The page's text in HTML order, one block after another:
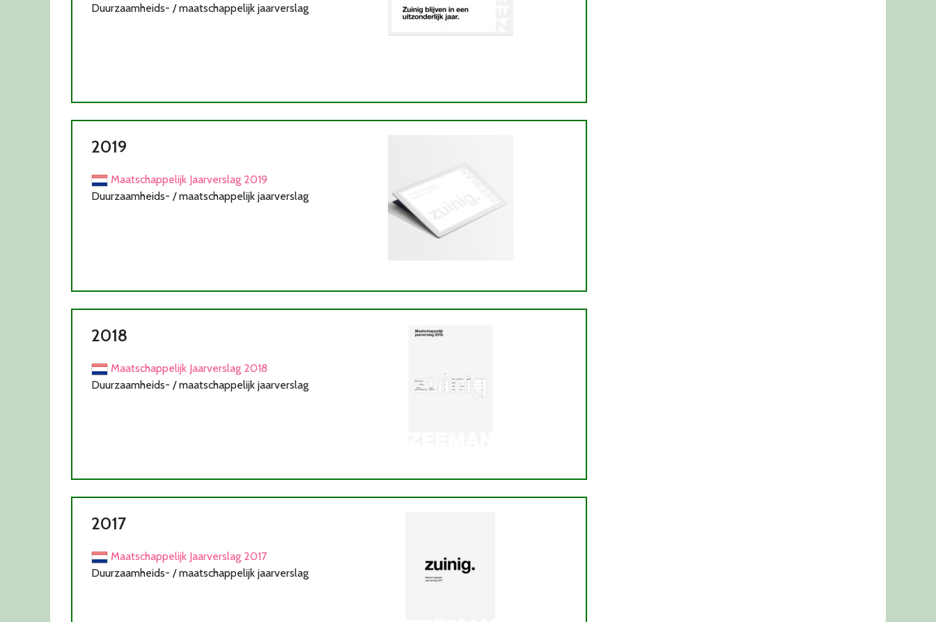
Duurzaamheids- / maatschappelijk jaarverslag
2019
Maatschappelijk Jaarverslag 2019
Duurzaamheids- / maatschappelijk jaarverslag
2018
Maatschappelijk Jaarverslag 2018
Duurzaamheids- / maatschappelijk jaarverslag
2017
Maatschappelijk Jaarverslag 2017
Duurzaamheids- / maatschappelijk jaarverslag